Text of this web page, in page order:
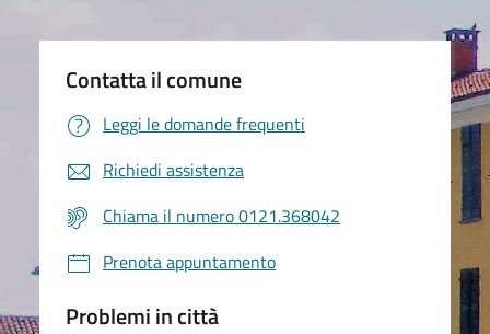
Contatta il comune
Leggi le domande frequenti
Richiedi assistenza
Chiama il numero 0121.368042
Prenota appuntamento
Problemi in città